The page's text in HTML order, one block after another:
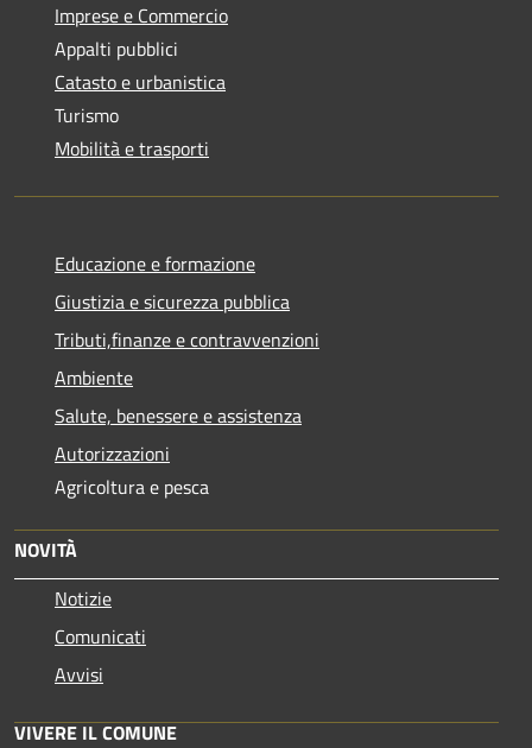
Imprese e Commercio
Appalti pubblici
Catasto e urbanistica
Turismo
Mobilità e trasporti
Educazione e formazione
Giustizia e sicurezza pubblica
Tributi,finanze e contravvenzioni
Ambiente
Salute, benessere e assistenza
Autorizzazioni
Agricoltura e pesca
NOVITÀ
Notizie
Comunicati
Avvisi
VIVERE IL COMUNE